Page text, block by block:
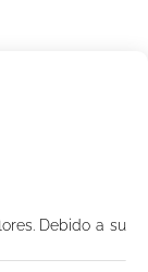
Debido a su